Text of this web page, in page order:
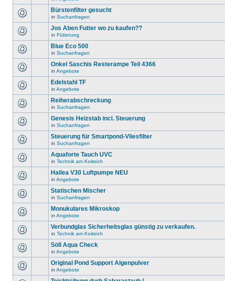
Bürstenfilter gesucht
in Suchanfragen
Jos Aben Futter wo zu kaufen??
in Fütterung
Blue Eco 500
in Suchanfragen
Onkel Saschis Resterampe Teil 4366
in Angebote
Edelstahl TF
in Angebote
Reiherabschreckung
in Suchanfragen
Genesis Heizstab incl. Steuerung
in Suchanfragen
Steuerung für Smartpond-Vliesfilter
in Suchanfragen
Aquaforte Tauch UVC
in Technik am Koiteich
Hailea V30 Luftpumpe NEU
in Angebote
Statischen Mischer
in Suchanfragen
Monukulares Mikroskop
in Angebote
Verbundglas Sicherheitsglas günstig zu verkaufen.
in Technik am Koiteich
Söll Aqua Check
in Angebote
Original Pond Support Algenpulver
in Angebote